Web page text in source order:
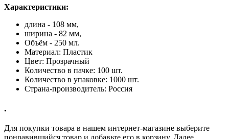
Характеристики:
длина - 108 мм,
ширина - 82 мм,
Объём - 250 мл.
Материал: Пластик
Цвет: Прозрачный
Количество в пачке: 100 шт.
Количество в упаковке: 1000 шт.
Страна-производитель: Россия
.
Для покупки товара в нашем интернет-магазине выберите
понравившийся товар и добавьте его в корзину. Далее